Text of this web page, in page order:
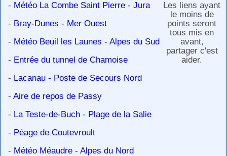
- Météo La Combe Saint Pierre - Jura
- Bray-Dunes - Mer Ouest
- Météo Beuil les Launes - Alpes du Sud
- Entrée du tunnel de Chamoise
- Lacanau - Poste de Secours Nord
- Aire de repos de Passy
- La Teste-de-Buch - Plage de la Salie
- Péage de Coutevroult
- Météo Méaudre - Alpes du Nord
Les liens ayant
le moins de
points seront
tous mis en
avant,
partager c'est
aider.